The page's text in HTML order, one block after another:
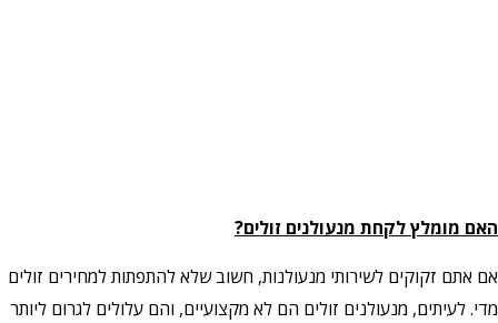
האם מומלץ לקחת מנעולנים זולים?
אם אתם זקוקים לשירותי מנעולנות, חשוב שלא להתפתות למחירים זולים
מדי. לעיתים, מנעולנים זולים הם לא מקצועיים, והם עלולים לגרום ליותר